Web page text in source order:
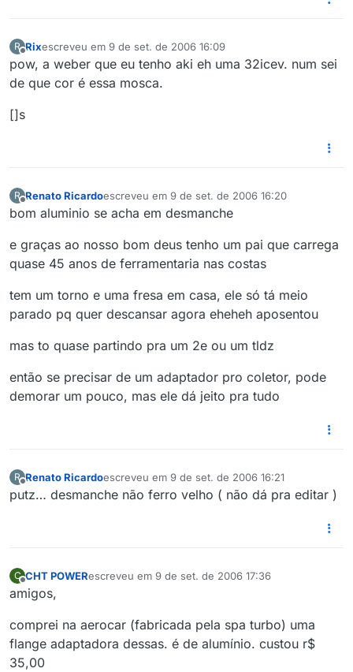
R Rixescreveu em 9 de set. de 2006 16:09
última edição por
pow, a weber que eu tenho aki eh uma 32icev. num sei
de que cor é essa mosca.
[]s
R
Offline
Renato Ricardoescreveu em 9 de set. de 2006 16:20
última edição por
bom aluminio se acha em desmanche
e graças ao nosso bom deus tenho um pai que carrega
quase 45 anos de ferramentaria nas costas
tem um torno e uma fresa em casa, ele só tá meio
parado pq quer descansar agora eheheh aposentou
mas to quase partindo pra um 2e ou um tldz
então se precisar de um adaptador pro coletor, pode
demorar um pouco, mas ele dá jeito pra tudo
R
Offline
Renato Ricardoescreveu em 9 de set. de 2006 16:21
última edição por
putz… desmanche não ferro velho ( não dá pra editar )
C
Offline
CHT POWERescreveu em 9 de set. de 2006 17:36
última edição por
amigos,
comprei na aerocar (fabricada pela spa turbo) uma
flange adaptadora dessas. é de alumínio. custou r$
35,00